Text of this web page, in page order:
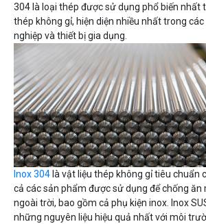
304 là loại thép được sử dụng phổ biến nhất
thép không gỉ, hiện diện nhiều nhất trong
nghiệp và thiết bị gia dụng.
Inox 304 là vật liệu thép không gỉ tiêu chuẩn
cả các sản phẩm được sử dụng để chống ăn
ngoài trời, bao gồm cả phụ kiện inox. Inox
những nguyên liệu hiệu quả nhất với môi